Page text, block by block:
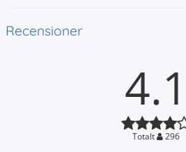
Recensioner
4.1
Totalt 296